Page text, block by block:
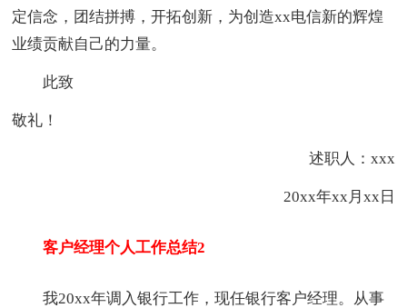
定信念，团结拼搏，开拓创新，为创造xx电信新的辉煌
业绩贡献自己的力量。
此致
敬礼！
述职人：xxx
20xx年xx月xx日
客户经理个人工作总结2
我20xx年调入银行工作，现任银行客户经理。从事